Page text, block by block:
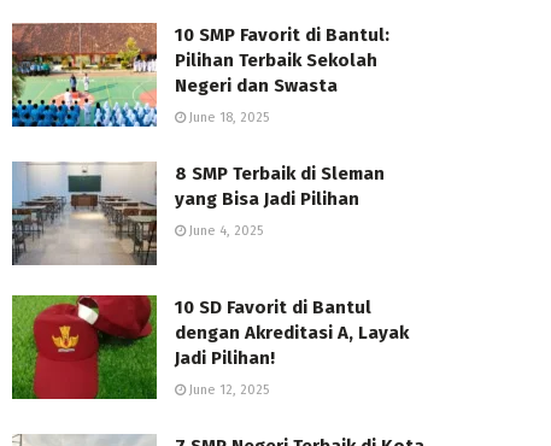
10 SMP Favorit di Bantul:
Pilihan Terbaik Sekolah
Negeri dan Swasta
June 18, 2025
8 SMP Terbaik di Sleman
yang Bisa Jadi Pilihan
June 4, 2025
10 SD Favorit di Bantul
dengan Akreditasi A, Layak
Jadi Pilihan!
June 12, 2025